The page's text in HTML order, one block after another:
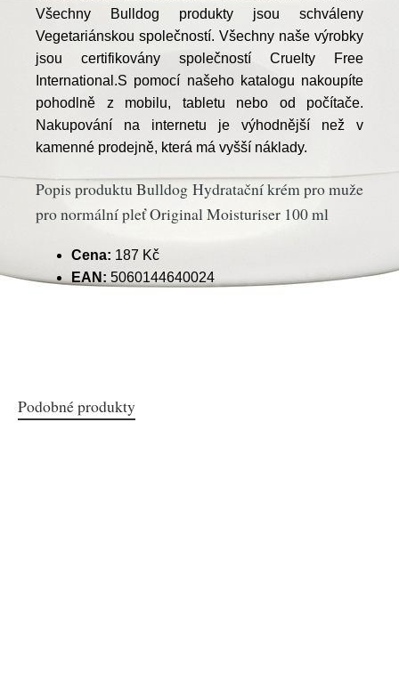
Všechny Bulldog produkty jsou schváleny
Vegetariánskou společností. Všechny naše výrobky
jsou certifikovány společností Cruelty Free
International.S pomocí našeho katalogu nakoupíte
pohodlně z mobilu, tabletu nebo od počítače.
Nakupování na internetu je výhodnější než v
kamenné prodejně, která má vyšší náklady.
Popis produktu Bulldog Hydratační krém pro muže
pro normální pleť Original Moisturiser 100 ml
Cena: 187 Kč
EAN: 5060144640024
Podobné produkty